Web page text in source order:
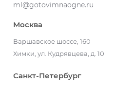
ml@gotovimnaogne.ru
Москва
Варшавское шоссе, 160
Химки, ул. Кудрявцева, д. 10
Санкт-Петербург